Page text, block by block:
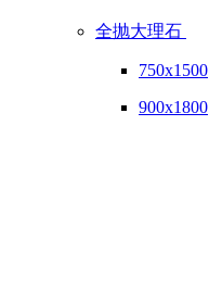
全抛大理石
750x1500
900x1800